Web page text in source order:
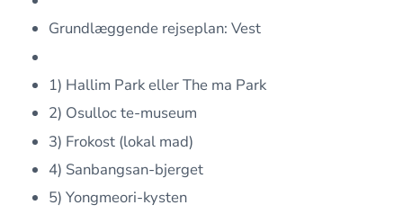
Grundlæggende rejseplan: Vest
1) Hallim Park eller The ma Park
2) Osulloc te-museum
3) Frokost (lokal mad)
4) Sanbangsan-bjerget
5) Yongmeori-kysten